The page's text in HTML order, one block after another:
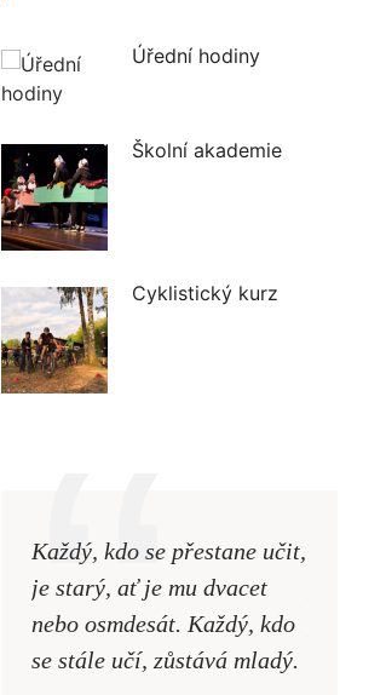
Úřední hodiny
Školní akademie
Cyklistický kurz
Každý, kdo se přestane učit,
je starý, ať je mu dvacet
nebo osmdesát. Každý, kdo
se stále učí, zůstává mladý.